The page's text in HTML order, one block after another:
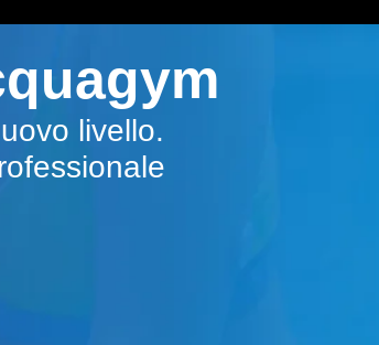
livello.